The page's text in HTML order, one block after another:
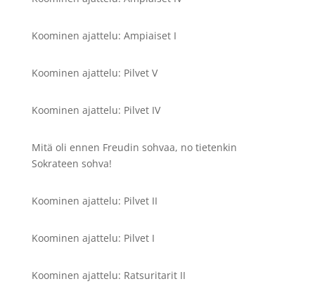
Koominen ajattelu: Ampiaiset I
Koominen ajattelu: Pilvet V
Koominen ajattelu: Pilvet IV
Mitä oli ennen Freudin sohvaa, no tietenkin
Sokrateen sohva!
Koominen ajattelu: Pilvet II
Koominen ajattelu: Pilvet I
Koominen ajattelu: Ratsuritarit II